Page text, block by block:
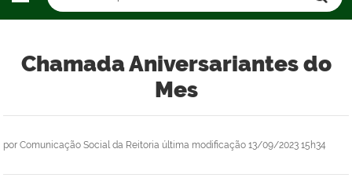
Chamada Aniversariantes do
Mes
por Comunicação Social da Reitoria última modificação 13/09/2023 15h34